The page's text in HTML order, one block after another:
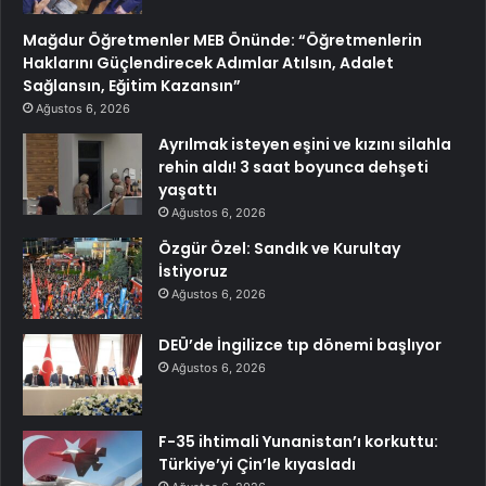
Mağdur Öğretmenler MEB Önünde: “Öğretmenlerin
Haklarını Güçlendirecek Adımlar Atılsın, Adalet
Sağlansın, Eğitim Kazansın”
Ağustos 6, 2026
Ayrılmak isteyen eşini ve kızını silahla
rehin aldı! 3 saat boyunca dehşeti
yaşattı
Ağustos 6, 2026
Özgür Özel: Sandık ve Kurultay
İstiyoruz
Ağustos 6, 2026
DEÜ’de İngilizce tıp dönemi başlıyor
Ağustos 6, 2026
F-35 ihtimali Yunanistan’ı korkuttu:
Türkiye’yi Çin’le kıyasladı